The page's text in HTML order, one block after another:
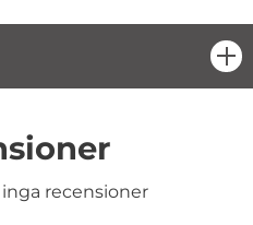
recensioner